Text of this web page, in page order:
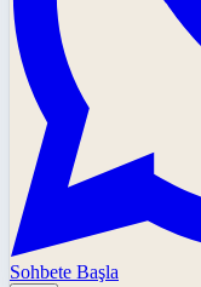
Sohbete Başla